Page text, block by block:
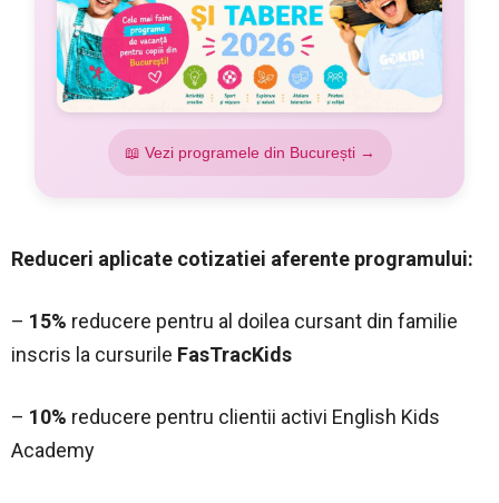
📖 Vezi programele din București →
Reduceri aplicate cotizatiei aferente programului:
– 15% reducere pentru al doilea cursant din familie
inscris la cursurile FasTracKids
– 10% reducere pentru clientii activi English Kids
Academy